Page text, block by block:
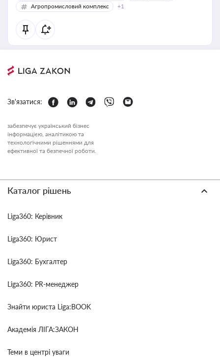
Агропромисловий комплекс
+1
Зв'язатися:
забезпечує український бізнес
інформацією, аналітикою та
технологічними рішеннями для
ефективної та безпечної роботи.
Каталог рішень
Liga360: Керівник
Liga360: Юрист
Liga360: Бухгалтер
Liga360: PR-менеджер
Знайти юриста Liga:BOOK
Академія ЛІГА:ЗАКОН
Теми в центрі уваги